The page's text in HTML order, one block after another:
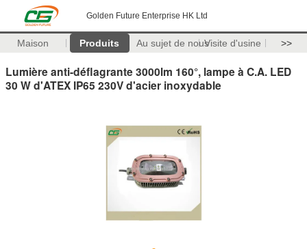
Golden Future Enterprise HK Ltd
Maison Produits Au sujet de nousVisite d'usine >>
Lumière anti-déflagrante 3000lm 160°, lampe à C.A. LED
30 W d'ATEX IP65 230V d'acier inoxydable